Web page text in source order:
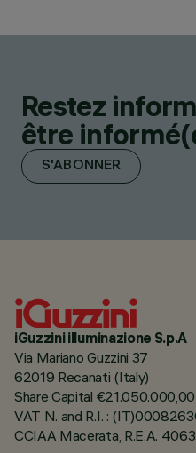
Restez
être
S'ABONNER
iGuzzini illuminazione S.p.A
Via Mariano Guzzini 37
62019 Recanati (Italy)
Share Capital €21.050.000,00
VAT N. and R.I. :
CCIAA Macerata, R.E.A.